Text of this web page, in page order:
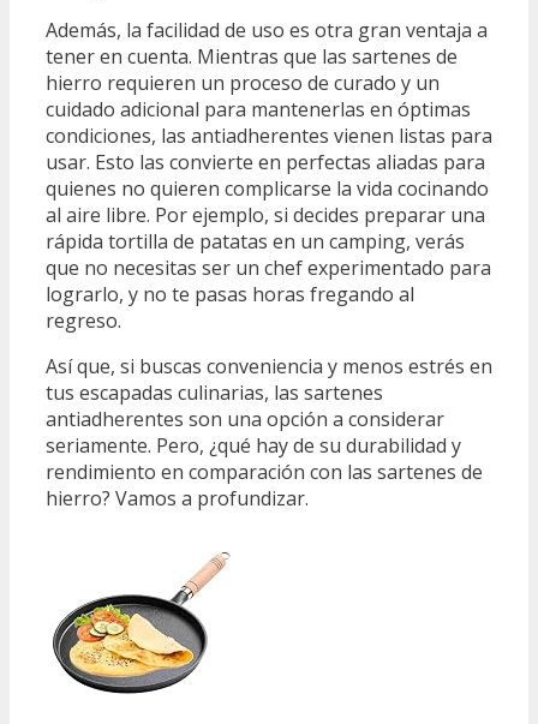
Además, la facilidad de uso es otra gran ventaja a
tener en cuenta. Mientras que las sartenes de
hierro requieren un proceso de curado y un
cuidado adicional para mantenerlas en óptimas
condiciones, las antiadherentes vienen listas para
usar. Esto las convierte en perfectas aliadas para
quienes no quieren complicarse la vida cocinando
al aire libre. Por ejemplo, si decides preparar una
rápida tortilla de patatas en un camping, verás
que no necesitas ser un chef experimentado para
lograrlo, y no te pasas horas fregando al
regreso.
Así que, si buscas conveniencia y menos estrés en
tus escapadas culinarias, las sartenes
antiadherentes son una opción a considerar
seriamente. Pero, ¿qué hay de su durabilidad y
rendimiento en comparación con las sartenes de
hierro? Vamos a profundizar.